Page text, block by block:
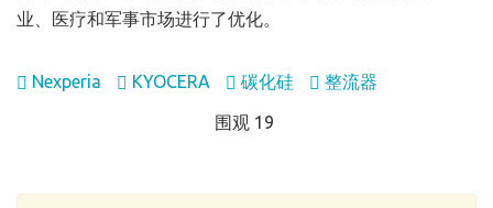
业、医疗和军事市场进行了优化。
Nexperia KYOCERA 碳化硅 整流器
围观 19